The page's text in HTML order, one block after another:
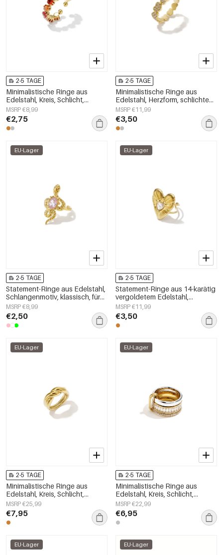
2-5 TAGE
Minimalistische Ringe aus
Edelstahl, Kreis, Schlicht,
Alltagsschmuck,
Damenschmuck
MSRP €8,99
€2,75
2-5 TAGE
Minimalistische Ringe aus
Edelstahl, Herzform, schlichte
Alltags-Serie, Damenschmuck
MSRP €11,99
€3,50
EU-Lager
2-5 TAGE
Statement-Ringe aus Edelstahl,
Schlangenmotiv, klassisch, für
festliche Anlässe/Partys,
luxuriöse Damenschmuckserie
MSRP €8,99
€2,50
EU-Lager
2-5 TAGE
Statement-Ringe aus 14-karätig
vergoldetem Edelstahl,
Herzmotiv, schlichte
Alltagskollektion,
Damenschmuck
MSRP €11,99
€3,50
EU-Lager
2-5 TAGE
Minimalistische Ringe aus
Edelstahl, Kreis, Schlicht,
Alltagsschmuck,
Damenschmuck
MSRP €25,99
€7,95
EU-Lager
2-5 TAGE
Minimalistische Ringe aus
Edelstahl, Kreis, Schlicht,
Alltagsschmuck,
Damenschmuck
MSRP €22,99
€6,95
EU-Lager EU-Lager